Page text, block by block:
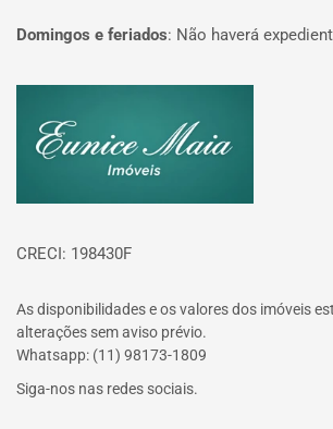
Domingos e feriados: Não haverá
CRECI: 198430F
As disponibilidades e os valores dos imóveis
alterações sem aviso prévio.
Whatsapp: (11) 98173-1809
Siga-nos nas redes sociais.